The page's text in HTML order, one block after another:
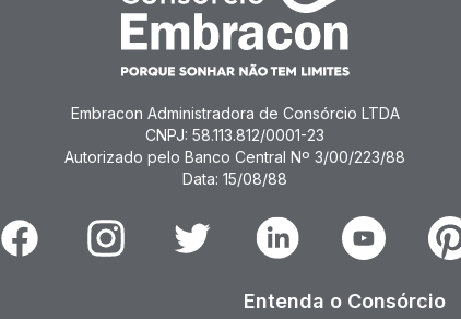
Embracon Administradora de Consórcio LTDA
CNPJ: 58.113.812/0001-23
Autorizado pelo Banco Central Nº 3/00/223/88
Data: 15/08/88
Facebook Instagram Twitter Linkedin Youtube
Entenda o Consórcio